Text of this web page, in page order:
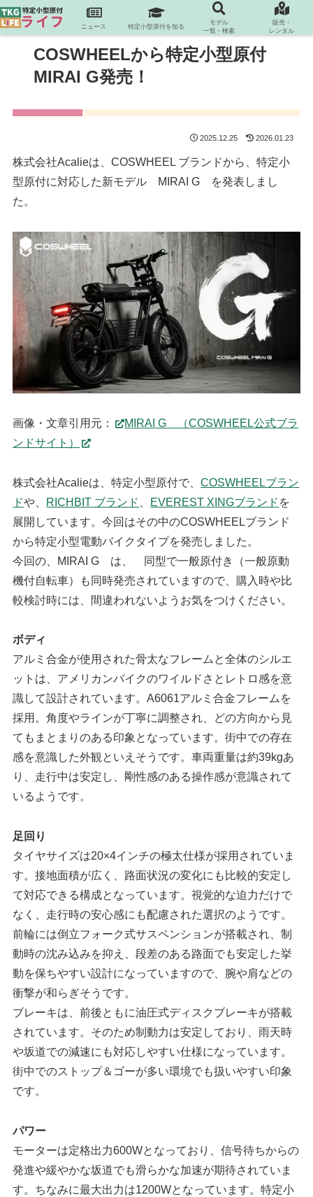
COSWHEELから特定小型原付
MIRAI G発売！
2025.12.25 2026.01.23
株式会社Acalieは、COSWHEEL ブランドから、特定小
型原付に対応した新モデル MIRAI G を発表しまし
た。
画像・文章引用元：
MIRAI G （COSWHEEL公式ブラ
ンドサイト）
株式会社Acalieは、特定小型原付で、COSWHEELブラン
ドや、 RICHBIT ブランド EVEREST XINGブランド を
展開しています。今回はその中のCOSWHEELブランド
から特定小型電動バイクタイプを発売しました。
今回の、MIRAI G は、 同型で一般原付き（一般原動
機付自転車）も同時発売されていますので、購入時や比
較検討時には、間違われないようお気をつけください。
ボディ
アルミ合金が使用された骨太なフレームと全体のシルエ
ットは、アメリカンバイクのワイルドさとレトロ感を意
識して設計されています。A6061アルミ合金フレームを
採用。角度やラインが丁寧に調整され、どの方向から見
てもまとまりのある印象となっています。街中での存在
感を意識した外観といえそうです。車両重量は約39kgあ
り、走行中は安定し、剛性感のある操作感が意識されて
いるようです。
足回り
タイヤサイズは20×4インチの極太仕様が採用されていま
す。接地面積が広く、路面状況の変化にも比較的安定し
て対応できる構成となっています。視覚的な迫力だけで
なく、走行時の安心感にも配慮された選択のようです。
前輪には倒立フォーク式サスペンションが搭載され、制
動時の沈み込みを抑え、段差のある路面でも安定した挙
動を保ちやすい設計になっていますので、腕や肩などの
衝撃が和らぎそうです。
ブレーキは、前後ともに油圧式ディスクブレーキが搭載
されています。そのため制動力は安定しており、雨天時
や坂道での減速にも対応しやすい仕様になっています。
街中でのストップ＆ゴーが多い環境でも扱いやすい印象
です。
パワー
モーターは定格出力600Wとなっており、信号待ちからの
発進や緩やかな坂道でも滑らかな加速が期待されていま
す。ちなみに最大出力は1200Wとなっています。特定小
ニュース 特定小型原付を知る
モデル
一覧・検索
販売・
レンタル